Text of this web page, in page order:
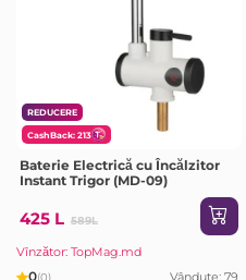
REDUCERE
CashBack: 213
Baterie Electrică cu Încălzitor
Instant Trigor (MD-09)
425 L 589L
Vînzător: TopMag.md
0(0)